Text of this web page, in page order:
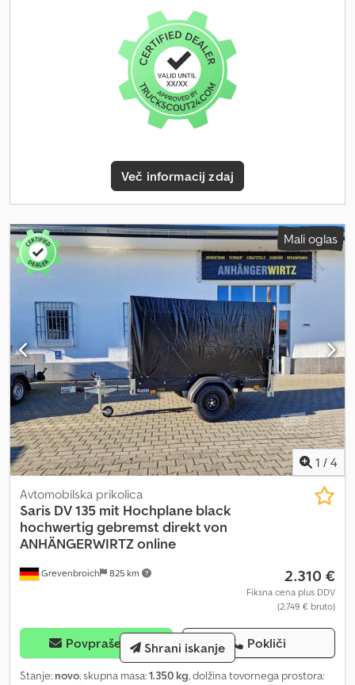
GFK, SIVA, STRANSKA VRATA (M), 2000 KG, MODEL: Nov Prikolica
GO 306, 306x154x180 cm, 2000 kg, z zavorami, nizkopodna tandem
prikolica, robustna konstrukcija iz vezanice, gladka GFK površina,
siva, krilne vrata zadaj z zaklepom iz nerjavečega jekla, stranska
vrata z zaklepom, sistem pritrditve z aluminijastimi tirnicami (DIN),
nastavljivi pritrdilni obroči, notranja luč, samodejno oporno kolo,
moderna osvetlitev, vtičnica s 13 poli. Ne odlašajte, dokler so
zaloge! Prodaja poteka preko telefonskih naročil, odpiralni čas:
spletne trgovine na trailershop.de Vsebina in slike so zaščitene z
avtorskimi pravicami - logotipi, zaščita blagovne znamke 07/26
92B31000417. Csdpfxszl Hqqe Alysrf
Več informacij zdaj
Mali oglas
1 / 4
Grevenbroich 825 km
Avtomobilska prikolica
Saris DV 135 mit Hochplane black
hochwertig gebremst direkt von
ANHÄNGERWIRTZ online
2.310 €
Fiksna cena plus DDV
(2.749 € bruto)
Povpraševati Pokliči
Stanje: novo, skupna masa:1.350 kg, dolžina tovornega prostora:
Shrani iskanje